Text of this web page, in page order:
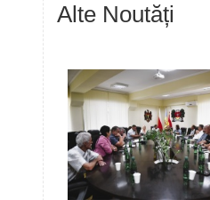
Alte Noutăți